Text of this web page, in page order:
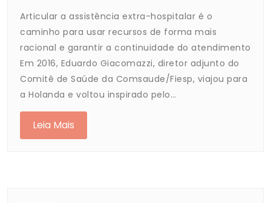
Articular a assistência extra-hospitalar é o
caminho para usar recursos de forma mais
racional e garantir a continuidade do atendimento
Em 2016, Eduardo Giacomazzi, diretor adjunto do
Comitê de Saúde da Comsaude/Fiesp, viajou para
a Holanda e voltou inspirado pelo…
Leia Mais